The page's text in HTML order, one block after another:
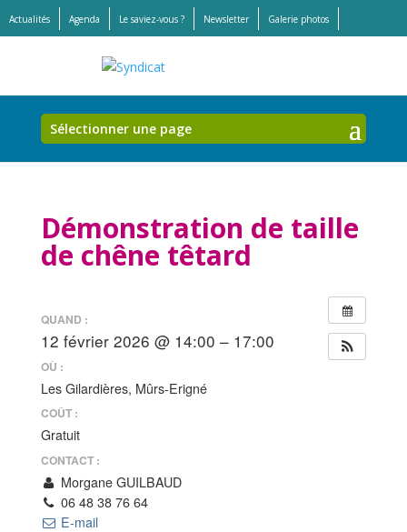
Actualités Agenda Le saviez-vous ? Newsletter Galerie photos
Offres d’emplois et stages
Sélectionner une page
Démonstration de taille
de chêne têtard
QUAND :
12 février 2026 @ 14:00 – 17:00
OÙ :
Les Gilardières, Mûrs-Erigné
COÛT :
Gratuit
CONTACT :
Morgane GUILBAUD
06 48 38 76 64
E-mail